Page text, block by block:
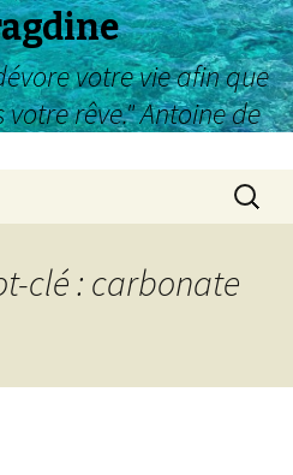
votre vie afin que
rêve." Antoine de
clé : carbonate